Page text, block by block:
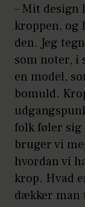
– Mit design
kroppen, og
den. Jeg
som noter, i
en model,
bomuld.
folk føler
bruger vi
hvordan vi
krop. Hvad
dækker man